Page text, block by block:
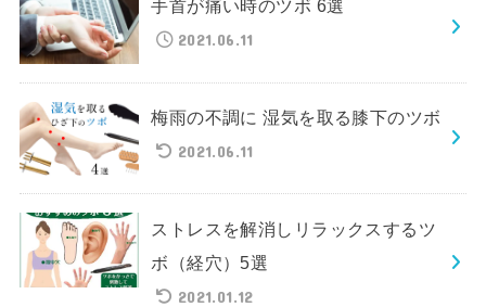
手首が痛い時のツボ 6選
2021.06.11
梅雨の不調に 湿気を取る膝下のツボ
2021.06.11
ストレスを解消しリラックスするツ
ボ（経穴）5選
2021.01.12